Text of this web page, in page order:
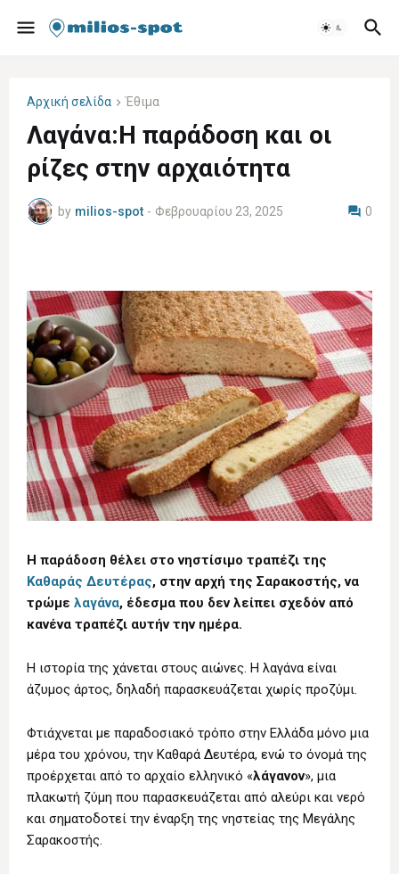
Αρχική σελίδα Έθιμα
Λαγάνα:Η παράδοση και οι
ρίζες στην αρχαιότητα
by milios-spot - Φεβρουαρίου 23, 2025 0
Η παράδοση θέλει στο νηστίσιμο τραπέζι της
Καθαράς Δευτέρας, στην αρχή της Σαρακοστής, να
τρώμε λαγάνα, έδεσμα που δεν λείπει σχεδόν από
κανένα τραπέζι αυτήν την ημέρα.
Η ιστορία της χάνεται στους αιώνες. Η λαγάνα είναι
άζυμος άρτος, δηλαδή παρασκευάζεται χωρίς προζύμι.
Φτιάχνεται με παραδοσιακό τρόπο στην Ελλάδα μόνο μια
μέρα του χρόνου, την Καθαρά Δευτέρα, ενώ το όνομά της
προέρχεται από το αρχαίο ελληνικό «λάγανον», μια
πλακωτή ζύμη που παρασκευάζεται από αλεύρι και νερό
και σηματοδοτεί την έναρξη της νηστείας της Μεγάλης
Σαρακοστής.